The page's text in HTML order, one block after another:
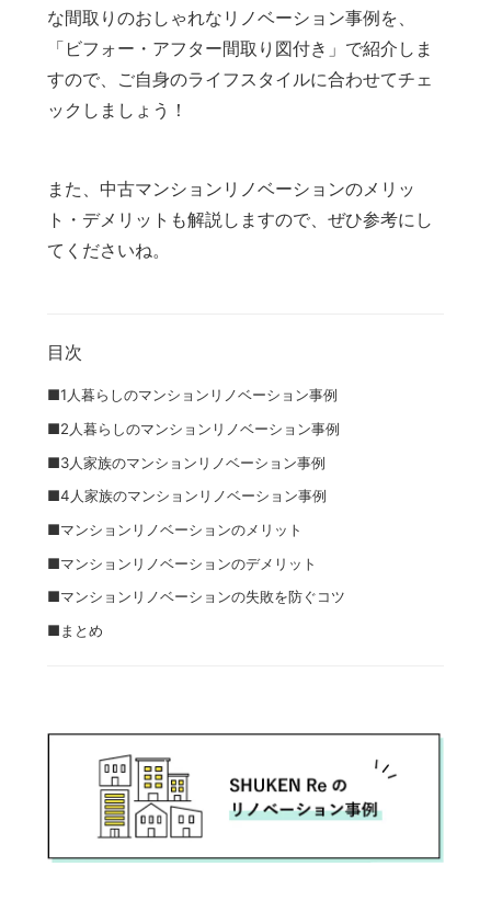
な間取りのおしゃれなリノベーション事例を、
「ビフォー・アフター間取り図付き」で紹介しま
すので、ご自身のライフスタイルに合わせてチェ
ックしましょう！
また、中古マンションリノベーションのメリッ
ト・デメリットも解説しますので、ぜひ参考にし
てくださいね。
目次
■1人暮らしのマンションリノベーション事例
■2人暮らしのマンションリノベーション事例
■3人家族のマンションリノベーション事例
■4人家族のマンションリノベーション事例
■マンションリノベーションのメリット
■マンションリノベーションのデメリット
■マンションリノベーションの失敗を防ぐコツ
■まとめ